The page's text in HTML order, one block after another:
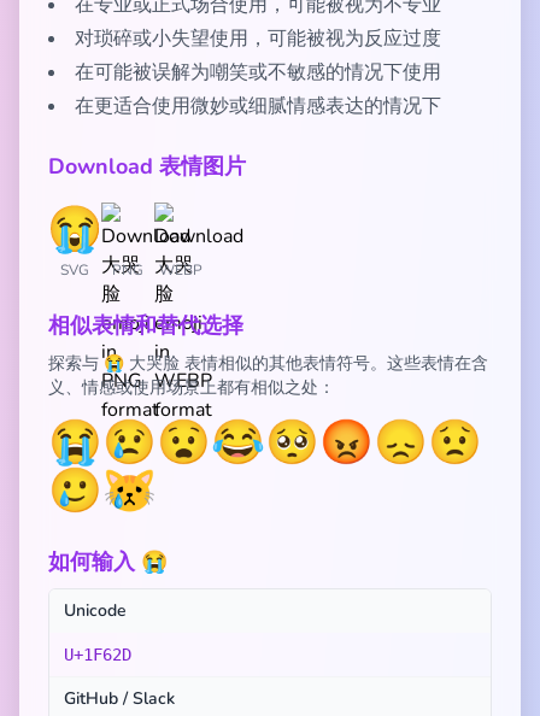
对琐碎或小失望使用，可能被视为反应过度
在可能被误解为嘲笑或不敏感的情况下使用
在更适合使用微妙或细腻情感表达的情况下
Download 表情图片
SVG PNG WEBP
相似表情和替代选择
探索与 😭 大哭脸 表情相似的其他表情符号。这些表情在含
义、情感或使用场景上都有相似之处：
😭😢😧😂🥺😡😞😟
🥲😿
如何输入 😭
Unicode
U+1F62D
GitHub / Slack